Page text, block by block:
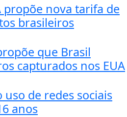
propõe nova tarifa de
brasileiros
que Brasil
capturados nos EUA
de redes sociais
anos